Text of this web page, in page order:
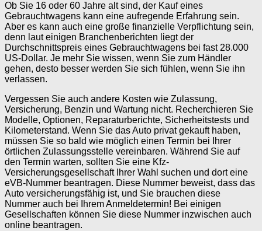
Ob Sie 16 oder 60 Jahre alt sind, der Kauf eines
Gebrauchtwagens kann eine aufregende Erfahrung sein.
Aber es kann auch eine große finanzielle Verpflichtung sein,
denn laut einigen Branchenberichten liegt der
Durchschnittspreis eines Gebrauchtwagens bei fast 28.000
US-Dollar. Je mehr Sie wissen, wenn Sie zum Händler
gehen, desto besser werden Sie sich fühlen, wenn Sie ihn
verlassen.
Vergessen Sie auch andere Kosten wie Zulassung,
Versicherung, Benzin und Wartung nicht. Recherchieren Sie
Modelle, Optionen, Reparaturberichte, Sicherheitstests und
Kilometerstand. Wenn Sie das Auto privat gekauft haben,
müssen Sie so bald wie möglich einen Termin bei Ihrer
örtlichen Zulassungsstelle vereinbaren. Während Sie auf
den Termin warten, sollten Sie eine Kfz-
Versicherungsgesellschaft Ihrer Wahl suchen und dort eine
eVB-Nummer beantragen. Diese Nummer beweist, dass das
Auto versicherungsfähig ist, und Sie brauchen diese
Nummer auch bei Ihrem Anmeldetermin! Bei einigen
Gesellschaften können Sie diese Nummer inzwischen auch
online beantragen.